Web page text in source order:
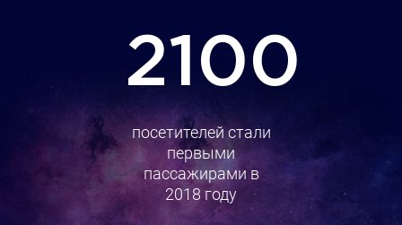
2100
посетителей стали
первыми
пассажирами в
2018 году